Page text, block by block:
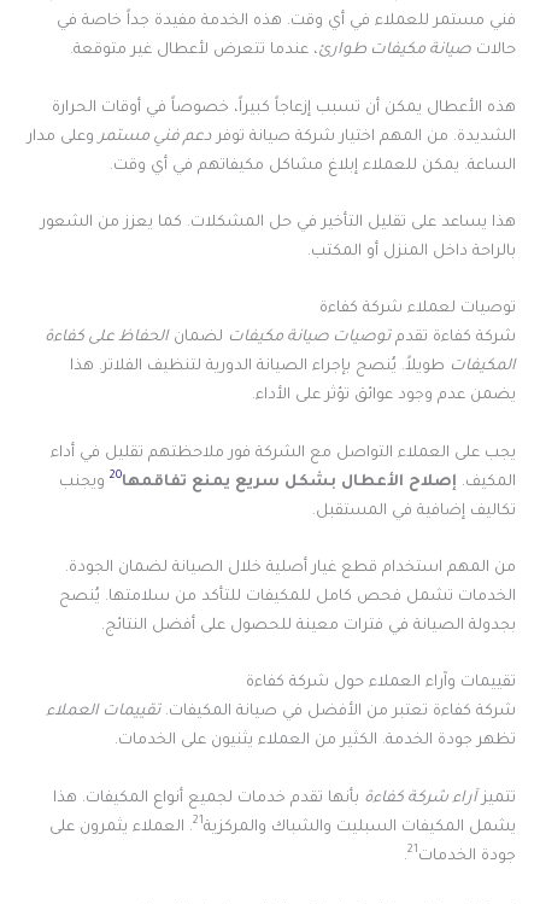
فني مستمر للعملاء في أي وقت. هذه الخدمة مفيدة جداً خاصة في
حالات صيانة مكيفات طوارئ، عندما تتعرض لأعطال غير متوقعة.
هذه الأعطال يمكن أن تسبب إزعاجاً كبيراً، خصوصاً في أوقات الحرارة
الشديدة. من المهم اختيار شركة صيانة توفر دعم فني مستمر وعلى مدار
الساعة. يمكن للعملاء إبلاغ مشاكل مكيفاتهم في أي وقت.
هذا يساعد على تقليل التأخير في حل المشكلات. كما يعزز من الشعور
بالراحة داخل المنزل أو المكتب.
توصيات لعملاء شركة كفاءة
شركة كفاءة تقدمتوصيات صيانة مكيفات لضمان الحفاظ على كفاءة
المكيفات طويلاً. يُنصح بإجراء الصيانة الدورية لتنظيف الفلاتر. هذا
يضمن عدم وجود عوائق تؤثر على الأداء.
يجب على العملاء التواصل مع الشركة فور ملاحظتهم تقليل في أداء
المكيف. إصلاح الأعطال بشكل سريع يمنع تفاقمها20 ويجنب
تكاليف إضافية في المستقبل.
من المهم استخدام قطع غيار أصلية خلال الصيانة لضمان الجودة.
الخدمات تشمل فحص كامل للمكيفات للتأكد من سلامتها. يُنصح
بجدولة الصيانة في فترات معينة للحصول على أفضل النتائج.
تقييمات وآراء العملاء حول شركة كفاءة
شركة كفاءة تعتبر من الأفضل في صيانة المكيفات.تقييمات العملاء
تظهر جودة الخدمة. الكثير من العملاء يثنيون على الخدمات.
تتميز آراء شركة كفاءة بأنها تقدم خدمات لجميع أنواع المكيفات. هذا
يشمل المكيفات السبليت والشباك والمركزية21. العملاء يثمرون على
جودة الخدمات21
.